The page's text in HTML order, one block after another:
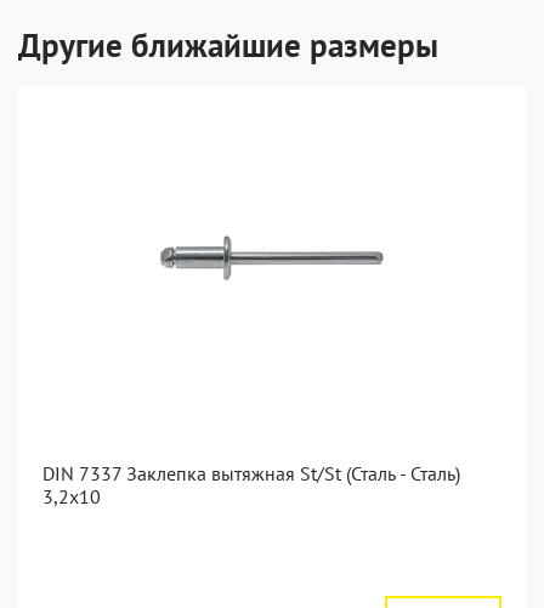
Другие ближайшие размеры
DIN 7337 Заклепка вытяжная St/St (Сталь - Сталь)
3,2x10